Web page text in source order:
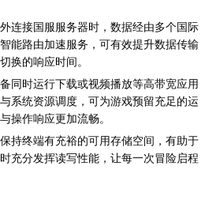
外连接国服服务器时，数据经由多个国际
能路由加速服务，可有效提升数据传输
换的响应时间。
同时运行下载或视频播放等高带宽应用
系统资源调度，可为游戏预留充足的运
操作响应更加流畅。
保持终端有充裕的可用存储空间，有助于
充分发挥读写性能，让每一次冒险启程